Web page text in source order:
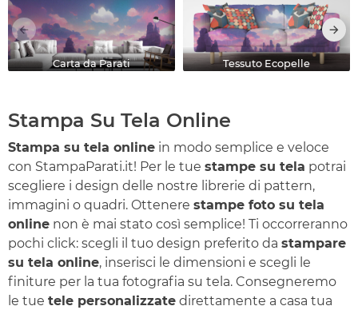
Carta da Parati Tessuto Ecopelle
Stampa Su Tela Online
Stampa su tela online in modo semplice e veloce
con StampaParati.it! Per le tue stampe su tela potrai
scegliere i design delle nostre librerie di pattern,
immagini o quadri. Ottenere stampe foto su tela
online non è mai stato così semplice! Ti occorreranno
pochi click: scegli il tuo design preferito da stampare
su tela online, inserisci le dimensioni e scegli le
finiture per la tua fotografia su tela. Consegneremo
le tue tele personalizzate direttamente a casa tua